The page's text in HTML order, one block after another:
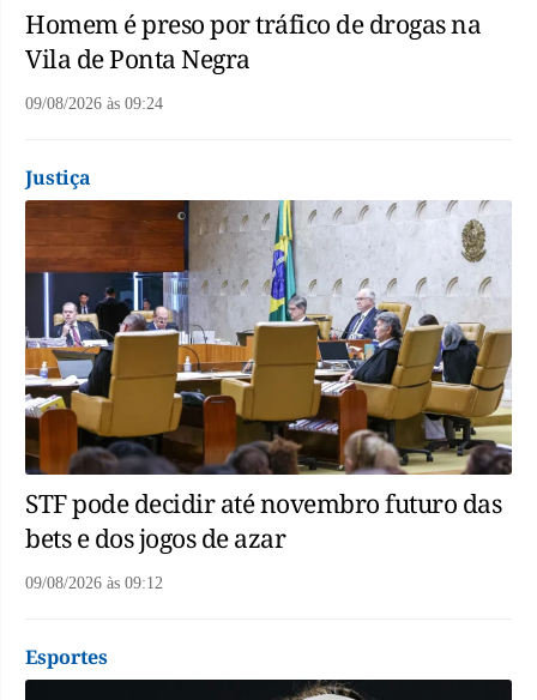
Homem é preso por tráfico de drogas na
Vila de Ponta Negra
09/08/2026 às 09:24
Justiça
STF pode decidir até novembro futuro das
bets e dos jogos de azar
09/08/2026 às 09:12
Esportes